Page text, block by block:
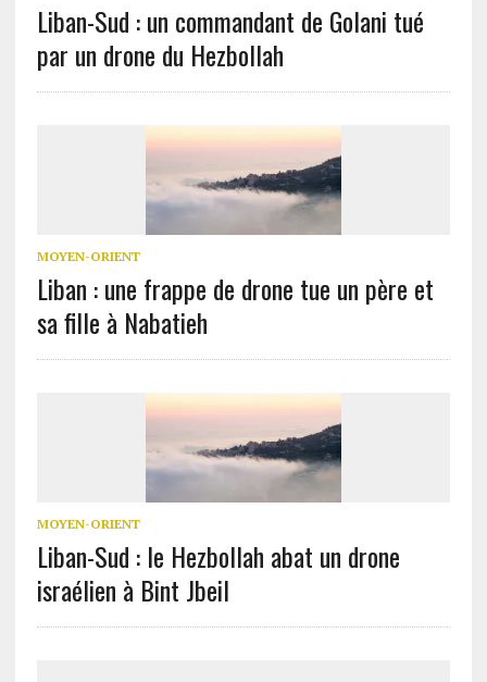
Liban-Sud : un commandant de Golani tué
par un drone du Hezbollah
MOYEN-ORIENT
Liban : une frappe de drone tue un père et
sa fille à Nabatieh
MOYEN-ORIENT
Liban-Sud : le Hezbollah abat un drone
israélien à Bint Jbeil